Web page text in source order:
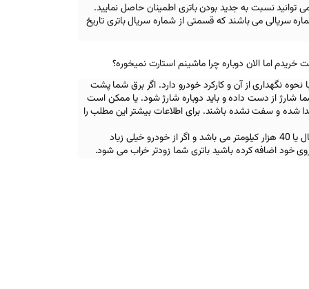
می توانید نسبت به جدید بودن باتری اطمینان حاصل نمایید.
سریالی می باشند که قسمتی از شماره سریال باتری تاریخ
اما الان دوباره چرا ماشینم استارت نمیخوره؟
نگهداری از آن و کارکرد خودرو دارد. اگر برق شما پشت
شما شارژ از دست داده و باید دوباره شارژ شود. یا ممکن است
شده و سفت نشده باشند. برای اطلاعات بیشتر این مطلب را
همچنین عمر مفید یک باتری دو سال یا 40 هزار کیلومتر می باشد و اگر از خودرو خیلی زیاد
خود اضافه کرده باشید باتری شما زودتر خراب می شود.